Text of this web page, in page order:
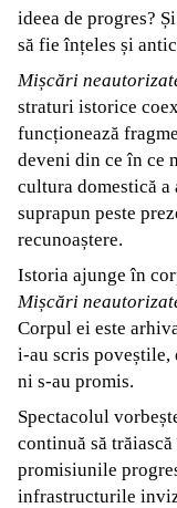
ideea de progres?
să fie înțeles și
Mișcări
straturi istorice
funcționează
deveni din ce în ce
cultura domestică
suprapun peste
recunoaștere.
Istoria ajunge în
Mișcări
Corpul ei este
i-au scris
ni s-au promis.
Spectacolul
continuă să
promisiunile
infrastructurile